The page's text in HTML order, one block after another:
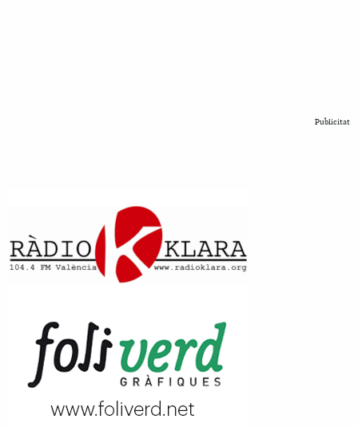
Publicitat